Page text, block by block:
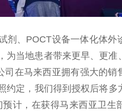
、POCT设备一体化体外
为当地患者带来更早、更准
在马来西亚拥有强大的销
约定，我们得到授权后将多
计，在获得马来西亚卫生